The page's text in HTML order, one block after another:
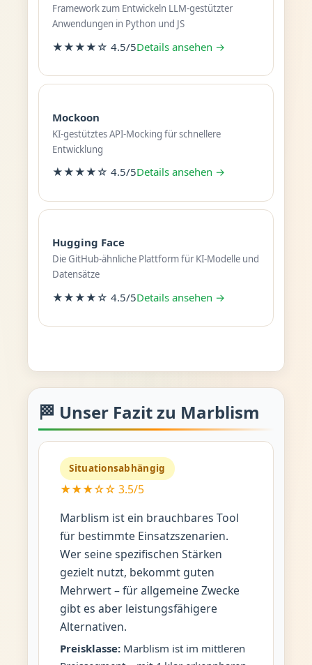
Framework zum Entwickeln LLM-gestützter
Anwendungen in Python und JS
★★★★☆ 4.5/5Details ansehen →
Mockoon
KI-gestütztes API-Mocking für schnellere
Entwicklung
★★★★☆ 4.5/5Details ansehen →
Hugging Face
Die GitHub-ähnliche Plattform für KI-Modelle und
Datensätze
★★★★☆ 4.5/5Details ansehen →
🏁 Unser Fazit zu Marblism
Situationsabhängig
★★★☆☆ 3.5/5
Marblism ist ein brauchbares Tool
für bestimmte Einsatzszenarien.
Wer seine spezifischen Stärken
gezielt nutzt, bekommt guten
Mehrwert – für allgemeine Zwecke
gibt es aber leistungsfähigere
Alternativen.
Preisklasse:Marblism ist im mittleren